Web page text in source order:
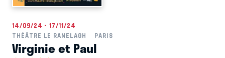
14/09/24 - 17/11/24
THÉÂTRE LE RANELAGH
PARIS
Virginie et Paul